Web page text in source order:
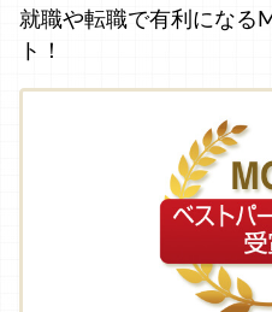
就職や転職で有利になる
ト！